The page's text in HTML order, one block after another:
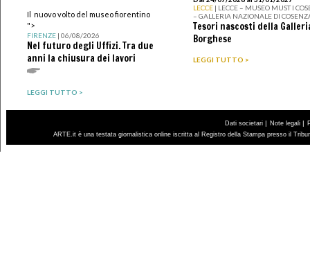
Il nuovo volto del museo fiorentino
">
FIRENZE| 06/08/2026
Nel futuro degli Uffizi. Tra due
anni la chiusura dei lavori
LEGGI TUTTO >
LECCE | LECCE – MUSEO MUST I
– GALLERIA NAZIONALE DI
Tesori nascosti della
Borghese
LEGGI TUTTO >
Dati societari Note legali
ARTE.it è una testata giornalistica online iscritta al Registro della Stampa presso il